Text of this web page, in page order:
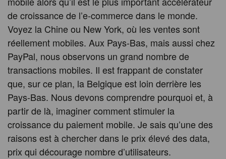
de croissance de l’e-commerce dans le monde.
Voyez la Chine ou New York, où les ventes sont
réellement mobiles. Aux Pays-Bas, mais aussi chez
PayPal, nous observons un grand nombre de
transactions mobiles. Il est frappant de constater
que, sur ce plan, la Belgique est loin derrière les
Pays-Bas. Nous devons comprendre pourquoi et, à
partir de là, imaginer comment stimuler la
croissance du paiement mobile. Je sais qu’une des
raisons est à chercher dans le prix élevé des data,
prix qui décourage nombre d’utilisateurs.